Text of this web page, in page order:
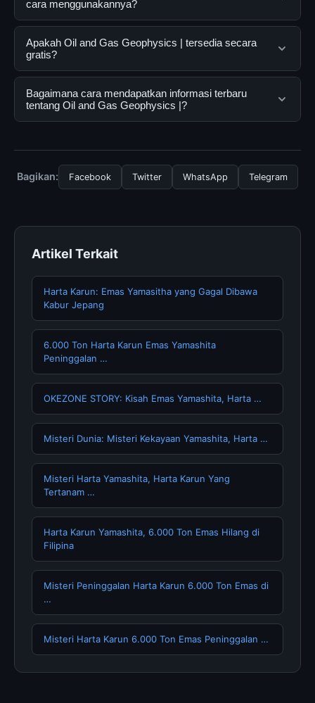
cara menggunakannya?
Oil and Gas Geophysics | adalah layanan digital yang
dirancang untuk membantu pengguna mendapatkan
informasi lengkap dan terpercaya. Anda dapat
menggunakannya dengan mengunjungi situs resmi dan
mengikuti panduan yang tersedia.
Apakah Oil and Gas Geophysics | tersedia secara
gratis?
Ya, Oil and Gas Geophysics | dapat diakses secara
gratis oleh semua pengguna. Tidak ada biaya
tersembunyi atau langganan yang diperlukan untuk
Bagaimana cara mendapatkan informasi terbaru
tentang Oil and Gas Geophysics |?
resmi kami secara berkala. Kami selalu memperbarui
konten dengan informasi terkini dan terpercaya.
Bagikan: Facebook Twitter WhatsApp Telegram
Artikel Terkait
Harta Karun: Emas Yamasitha yang Gagal Dibawa
Kabur Jepang
6.000 Ton Harta Karun Emas Yamashita
Peninggalan …
OKEZONE STORY: Kisah Emas Yamashita, Harta …
Misteri Dunia: Misteri Kekayaan Yamashita, Harta …
Misteri Harta Yamashita, Harta Karun Yang
Tertanam …
Harta Karun Yamashita, 6.000 Ton Emas Hilang di
Filipina
Misteri Peninggalan Harta Karun 6.000 Ton Emas di
…
Misteri Harta Karun 6.000 Ton Emas Peninggalan …